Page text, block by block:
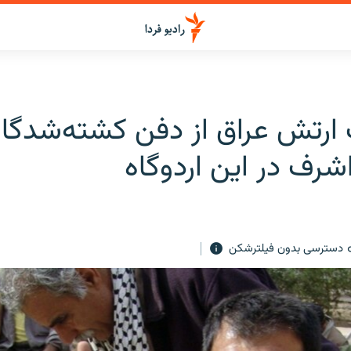
عراق از دفن
در این اردوگاه
دسترسی بدون فیلترشکن